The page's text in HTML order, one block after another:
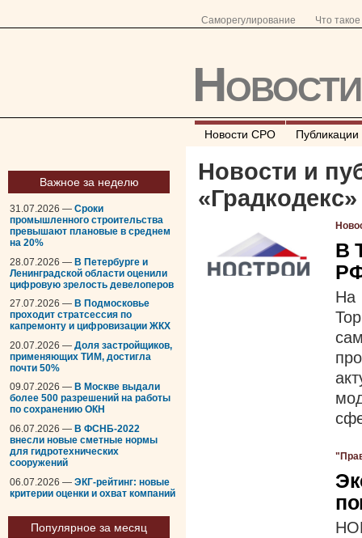
Саморегулирование Что
Новости СРО Публикации
Важное за неделю
31.07.2026 — Сроки
промышленного строительства
превышают плановые в среднем
на 20%
28.07.2026 — В Петербурге и
Ленинградской области оценили
цифровую зрелость девелоперов
27.07.2026 — В Подмосковье
проходит стратсессия по
капремонту и цифровизации ЖКХ
20.07.2026 — Доля застройщиков,
применяющих ТИМ, достигла
почти 50%
09.07.2026 — В Москве выдали
более 500 разрешений на работы
по сохранению ОКН
06.07.2026 — В ФСНБ-2022
внесли новые сметные нормы
для гидротехнических
сооружений
06.07.2026 — ЭКГ-рейтинг: новые
критерии оценки и охват компаний
Популярное за месяц
Новости и
«Градкодекс»
В
На